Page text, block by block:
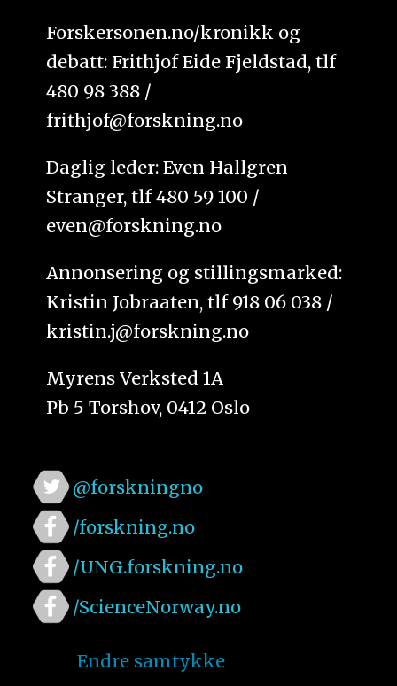
Forskersonen.no/kronikk og
debatt: Frithjof Eide Fjeldstad, tlf
480 98 388 /
frithjof@forskning.no
Daglig leder: Even Hallgren
Stranger, tlf 480 59 100 /
even@forskning.no
Annonsering og stillingsmarked:
Kristin Jobraaten, tlf 918 06 038 /
kristin.j@forskning.no
Myrens Verksted 1A
Pb 5 Torshov, 0412 Oslo
@forskningno
/forskning.no
/UNG.forskning.no
/ScienceNorway.no
Endre samtykke